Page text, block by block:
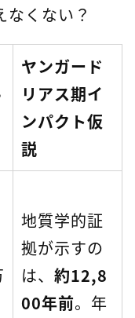
なくない？
ヤンガード
リアス期イ
ンパクト仮
説
地質学的証
拠が示すの
は、 約12,8
00年前。年